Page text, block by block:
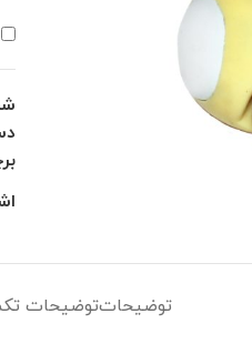
توضیحاتتوضیحات